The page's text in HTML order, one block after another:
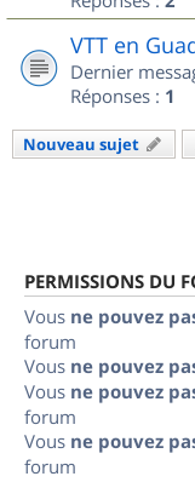
VTT en
Dernier
Réponses : 1
Nouveau sujet
PERMISSIONS DU
Vous ne pouvez
forum
Vous ne pouvez
Vous ne pouvez
forum
Vous ne pouvez
forum